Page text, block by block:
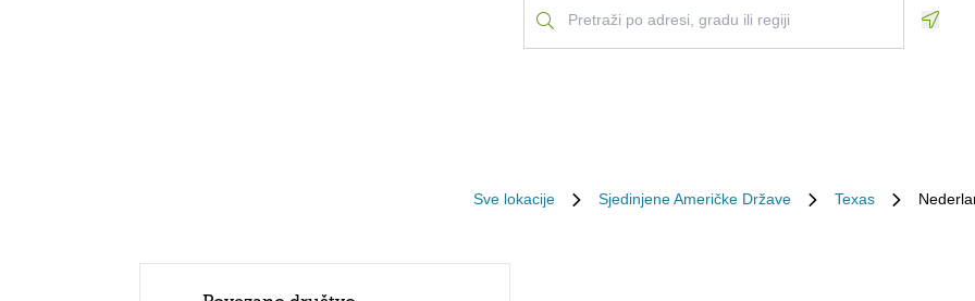
Sve lokacije Sjedinjene Američke Države Texas